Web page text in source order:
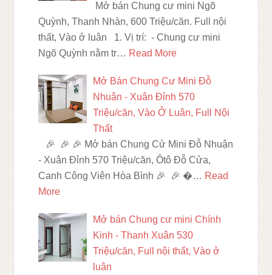
Mở bán Chung cư mini Ngõ
Quỳnh, Thanh Nhàn, 600 Triệu/căn. Full nội
thất, Vào ở luân 1. Vị trí: - Chung cư mini
Ngõ Quỳnh nằm tr… Read More
Mở Bán Chung Cư Mini Đỗ
Nhuận - Xuân Đỉnh 570
Triệu/căn, Vào Ở Luân, Full Nội
Thất
🎉 🎉 🎉 Mở bán Chung Cử Mini Đỗ Nhuận
- Xuân Đỉnh 570 Triệu/căn, Ôtô Đỗ Cửa,
Canh Công Viên Hòa Bình 🎉 🎉 … Read
More
Mở bán Chung cư mini Chính
Kinh - Thanh Xuân 530
Triệu/căn, Full nội thất, Vào ở
luân